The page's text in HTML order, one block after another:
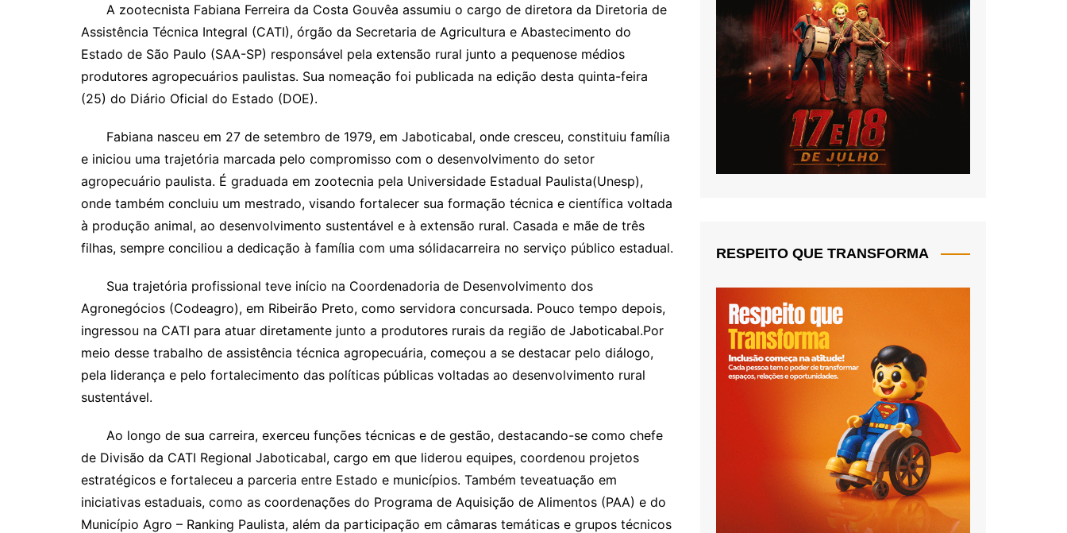
A zootecnista Fabiana Ferreira da Costa Gouvêa assumiu o cargo de diretora da Diretoria de
Assistência Técnica Integral (CATI), órgão da Secretaria de Agricultura e Abastecimento do
Estado de São Paulo (SAA-SP) responsável pela extensão rural junto a pequenose médios
produtores agropecuários paulistas. Sua nomeação foi publicada na edição desta quinta-feira
(25) do Diário Oficial do Estado (DOE).
Fabiana nasceu em 27 de setembro de 1979, em Jaboticabal, onde cresceu, constituiu família
e iniciou uma trajetória marcada pelo compromisso com o desenvolvimento do setor
agropecuário paulista. É graduada em zootecnia pela Universidade Estadual Paulista(Unesp),
onde também concluiu um mestrado, visando fortalecer sua formação técnica e científica voltada
à produção animal, ao desenvolvimento sustentável e à extensão rural. Casada e mãe de três
filhas, sempre conciliou a dedicação à família com uma sólidacarreira no serviço público estadual.
Sua trajetória profissional teve início na Coordenadoria de Desenvolvimento dos
Agronegócios (Codeagro), em Ribeirão Preto, como servidora concursada. Pouco tempo depois,
ingressou na CATI para atuar diretamente junto a produtores rurais da região de Jaboticabal.Por
meio desse trabalho de assistência técnica agropecuária, começou a se destacar pelo diálogo,
pela liderança e pelo fortalecimento das políticas públicas voltadas ao desenvolvimento rural
sustentável.
Ao longo de sua carreira, exerceu funções técnicas e de gestão, destacando-se como chefe
de Divisão da CATI Regional Jaboticabal, cargo em que liderou equipes, coordenou projetos
estratégicos e fortaleceu a parceria entre Estado e municípios. Também teveatuação em
iniciativas estaduais, como as coordenações do Programa de Aquisição de Alimentos (PAA) e do
Município Agro – Ranking Paulista, além da participação em câmaras temáticas e grupos técnicos
RESPEITO QUE TRANSFORMA